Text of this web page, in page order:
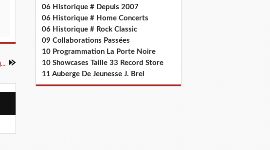
▶ Le programme des concerts (SOIREES CERISES) du 8 au 24 février 2018
06 Historique # Depuis 2007
06 Historique # Home Concerts
06 Historique # Rock Classic
09 Collaborations Passées
10 Programmation La Porte Noire
10 Showcases Taille 33 Record Store
11 Auberge De Jeunesse J. Brel